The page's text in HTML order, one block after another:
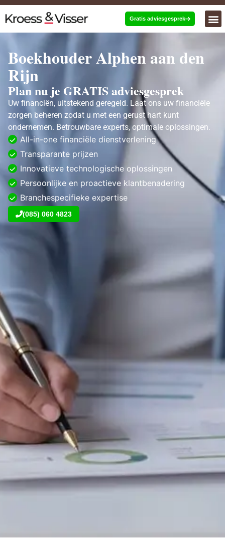
Gratis adviesgesprek
Boekhouder Alphen aan den
Rijn
Plan nu je GRATIS adviesgesprek
Uw financiën, uitstekend geregeld. Laat ons uw financiële
zorgen beheren zodat u met een gerust hart kunt
ondernemen. Betrouwbare experts, optimale oplossingen.
All-in-one financiële dienstverlening
Transparante prijzen
Innovatieve technologische oplossingen
Persoonlijke en proactieve klantbenadering
Branchespecifieke expertise
(085) 060 4823